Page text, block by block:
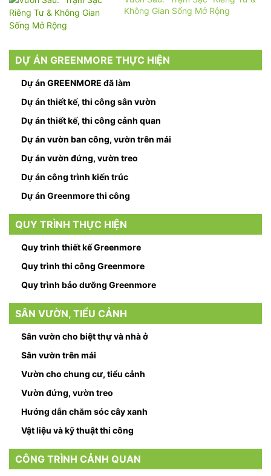
Không Gian Sống Mở Rộng
DỰ ÁN GREENMORE THỰC HIỆN
Dự án GREENMORE đã làm
Dự án thiết kế, thi công sân vườn
Dự án thiết kế, thi công cảnh quan
Dự án vườn ban công, vườn trên mái
Dự án vườn đứng, vườn treo
Dự án công trình kiến trúc
Dự án Greenmore thi công
QUY TRÌNH THỰC HIỆN
Quy trình thiết kế Greenmore
Quy trình thi công Greenmore
Quy trình bảo dưỡng Greenmore
SÂN VƯỜN, TIỂU CẢNH
Sân vườn cho biệt thự và nhà ở
Sân vườn trên mái
Vườn cho chung cư, tiểu cảnh
Vườn đứng, vườn treo
Hướng dẫn chăm sóc cây xanh
Vật liệu và kỹ thuật thi công
CÔNG TRÌNH CẢNH QUAN